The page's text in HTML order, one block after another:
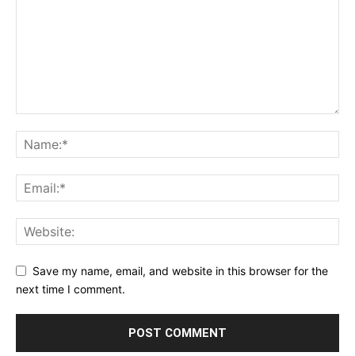
Save my name, email, and website in this browser for the
next time I comment.